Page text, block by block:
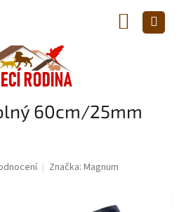
KOŠÍK
60cm/25mm
Značka: Magnum